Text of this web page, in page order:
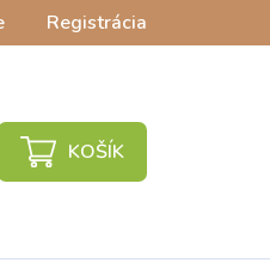
Registrácia
NÁKUPNÝ